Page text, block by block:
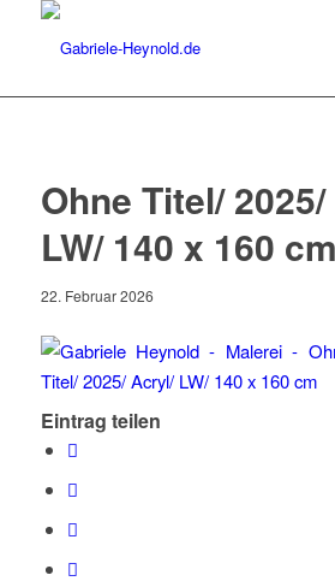
Ohne Titel/
LW/ 140 x 160 cm
22. Februar 2026
Eintrag teilen